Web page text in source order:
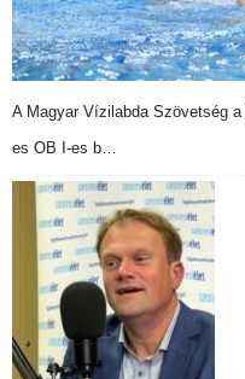
A Magyar Vízilabda Szövetség
es OB I-es b…